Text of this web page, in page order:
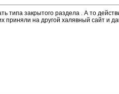
типа закрытого раздела . А то
приняли на другой халявный сайт и